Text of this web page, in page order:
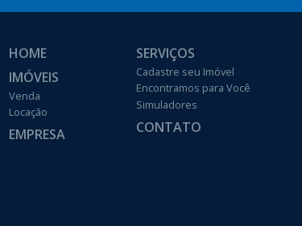
HOME
IMÓVEIS
Venda
Locação
EMPRESA
SERVIÇOS
Cadastre seu Imóvel
Encontramos para Você
Simuladores
CONTATO